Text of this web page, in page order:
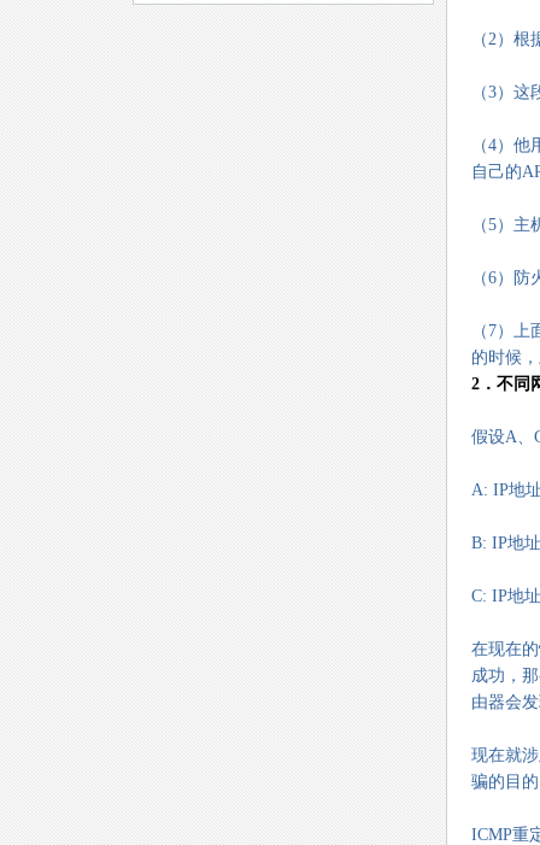
（2）
（3）
（4）
自己的
（5）
（6）
（7）
的时候
2．不同
假设A、
A: IP地
B: IP地
C: IP地
在现在
成功，
由器会
现在就
骗的目
ICMP重